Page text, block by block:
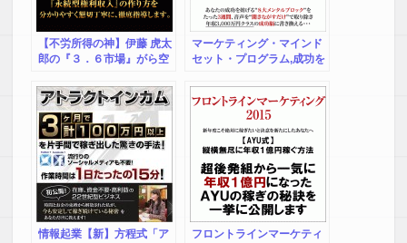
【不労所得の神】伊藤 虎太
郎の『３．６市場』がら空
ュバック,豪華特典付！
マーケティング・マインド
セット・プログラム,成功を
の外し方
情報起業【新】方程式「ア フロントラインマーケティ